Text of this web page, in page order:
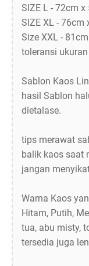
SIZE L - 72cm x
SIZE XL - 76cm
Size XXL -
toleransi
Sablon Kaos
hasil Sablon
dietalase.
tips merawat
balik kaos saat
jangan
Warna Kaos
Hitam, Putih,
tua, abu misty,
tersedia juga